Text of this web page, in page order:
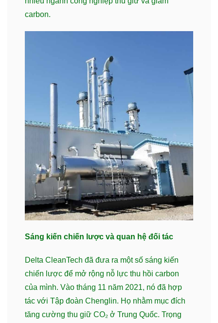
carbon.
Sáng kiến chiến lược và quan hệ đối tác
Delta CleanTech đã đưa ra một số sáng kiến
chiến lược để mở rộng nỗ lực thu hồi carbon
của mình. Vào tháng 11 năm 2021, nó đã hợp
tác với Tập đoàn Chenglin. Họ nhằm mục đích
tăng cường thu giữ CO₂ ở Trung Quốc. Trọng